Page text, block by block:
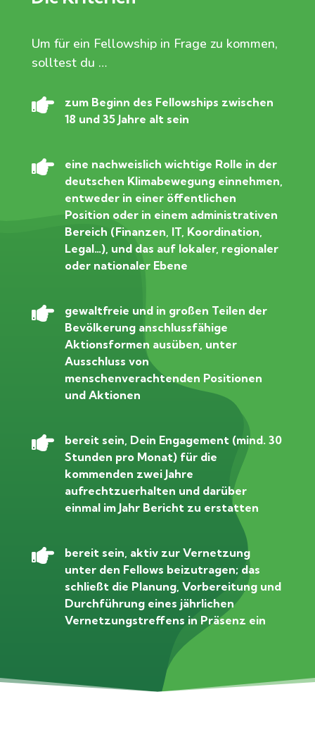
Um für ein Fellowship in Frage zu kommen,
solltest du …

zum Beginn des Fellowships zwischen
18 und 35 Jahre alt sein

eine nachweislich wichtige Rolle in der
deutschen Klimabewegung einnehmen,
entweder in einer öffentlichen
Position oder in einem administrativen
Bereich (Finanzen, IT, Koordination,
Legal…), und das auf lokaler, regionaler
oder nationaler Ebene

gewaltfreie und in großen Teilen der
Bevölkerung anschlussfähige
Aktionsformen ausüben, unter
Ausschluss von
menschenverachtenden Positionen
und Aktionen

bereit sein, Dein Engagement (mind. 30
Stunden pro Monat) für die
kommenden zwei Jahre
aufrechtzuerhalten und darüber
einmal im Jahr Bericht zu erstatten

bereit sein, aktiv zur Vernetzung
unter den Fellows beizutragen; das
schließt die Planung, Vorbereitung und
Durchführung eines jährlichen
Vernetzungstreffens in Präsenz ein